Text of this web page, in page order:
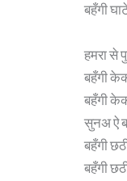
बहँगी
हमरा से
बहँगी
बहँगी
सुनअ ऐ
बहँगी
बहँगी